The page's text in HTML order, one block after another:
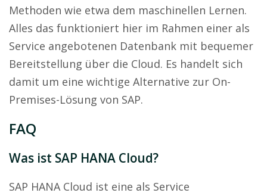
Methoden wie etwa dem maschinellen Lernen.
Alles das funktioniert hier im Rahmen einer als
Service angebotenen Datenbank mit bequemer
Bereitstellung über die Cloud. Es handelt sich
damit um eine wichtige Alternative zur On-
Premises-Lösung von SAP.
FAQ
Was ist SAP HANA Cloud?
SAP HANA Cloud ist eine als Service